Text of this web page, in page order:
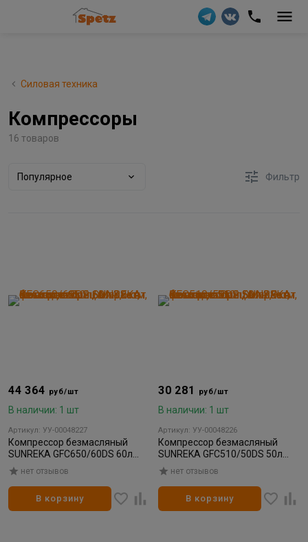
Силовая техника
Компрессоры
16 товаров
Популярное Фильтр
44 364 руб/шт
В наличии: 1 шт
Артикул: УУ-00048227
Компрессор безмасляный
SUNREKA GFC650/60DS 60л
3,6квт на входе 650л/мин 8атм
нет отзывов
В корзину
30 281 руб/шт
В наличии: 1 шт
Артикул: УУ-00048226
Компрессор безмасляный
SUNREKA GFC510/50DS 50л
2,9квт на входе 510л/мин 8атм
нет отзывов
В корзину